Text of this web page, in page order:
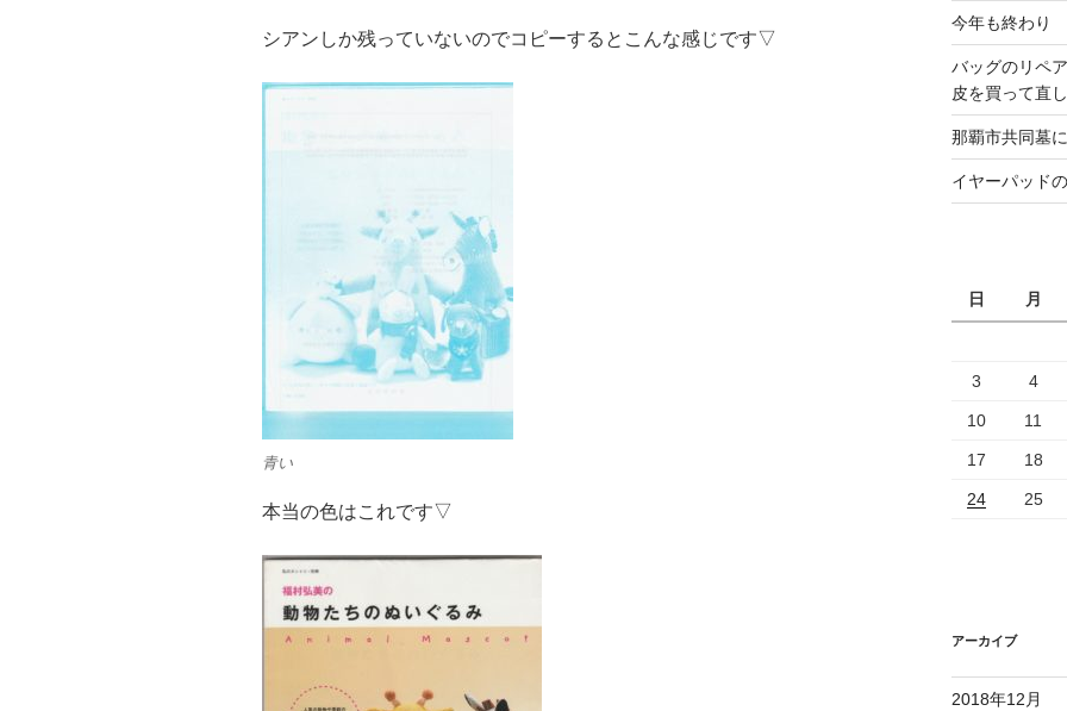
シアンしか残っていないのでコピーするとこんな感じです▽
青い
本当の色はこれです▽
今年も終わり
バッグのリペ
皮を買って直
那覇市共同墓
イヤーパッド
日 月
3 4
10 11
17 18
24 25
アーカイブ
2018年12月